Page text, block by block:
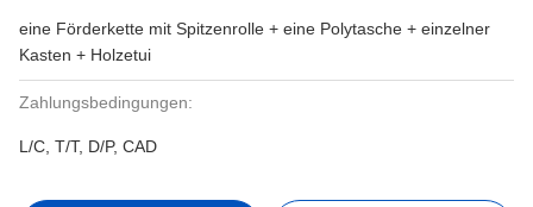
eine Förderkette mit Spitzenrolle + eine Polytasche + einzelner
Kasten + Holzetui
Zahlungsbedingungen:
L/C, T/T, D/P, CAD